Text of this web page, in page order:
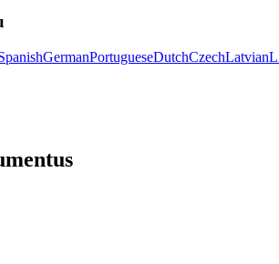
GermanPortugueseDutchCzechLatvian